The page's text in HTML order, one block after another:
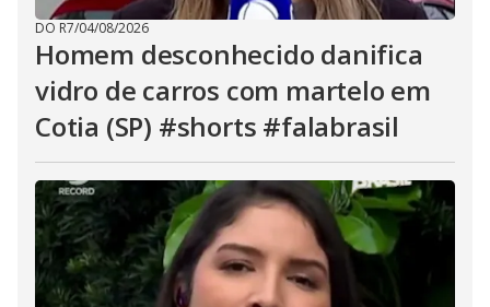
DO R7/04/08/2026
Homem desconhecido danifica
vidro de carros com martelo em
Cotia (SP) #shorts #falabrasil